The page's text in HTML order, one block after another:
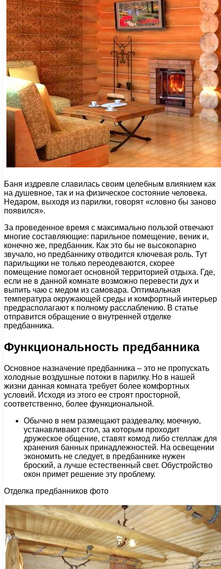
Баня издревле славилась своим целебным влиянием как
на душевное, так и на физическое состояние человека.
Недаром, выходя из парилки, говорят «словно бы заново
появился».
За проведенное время с максимально пользой отвечают
многие составляющие: парильное помещение, веник и,
конечно же, предбанник. Как это бы не высокопарно
звучало, но предбаннику отводится ключевая роль. Тут
парильщики не только переодеваются, скорее
помещение помогает основной территорией отдыха. Где,
если не в данной комнате возможно перевести дух и
выпить чаю с медом из самовара. Оптимальная
температура окружающей среды и комфортный интерьер
предрасполагают к полному расслаблению. В статье
отправится обращение о внутренней отделке
предбанника.
Функциональность предбанника
Основное назначение предбанника – это не пропускать
холодные воздушные потоки в парилку. Но в нашей
жизни данная комната требует более комфортных
условий. Исходя из этого ее строят просторной,
соответственно, более функциональной.
Обычно в нем размещают раздевалку, моечную,
устанавливают стол, за которым проходит
дружеское общение, ставят комод либо стеллаж для
хранения банных принадлежностей. На освещении
экономить не следует, в предбаннике нужен
броский, а лучше естественный свет. Обустройство
окон примет решение эту проблему.
Отделка предбанников фото